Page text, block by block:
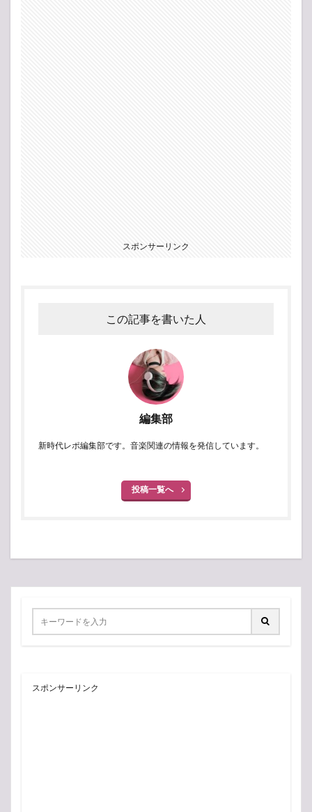
スポンサーリンク
この記事を書いた人
編集部
新時代レポ編集部です。音楽関連の情報を発信しています。
投稿一覧へ
スポンサーリンク